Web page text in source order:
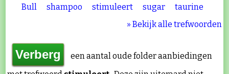
Bull
shampoo stimuleert sugar
taurine
» Bekijk alle trefwoorden
een aantal oude folder aanbiedingen